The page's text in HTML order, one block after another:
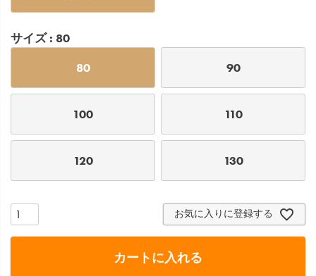
サイズ 80
80 90
100 110
120 130
お気に入りに登録する
カートに入れる